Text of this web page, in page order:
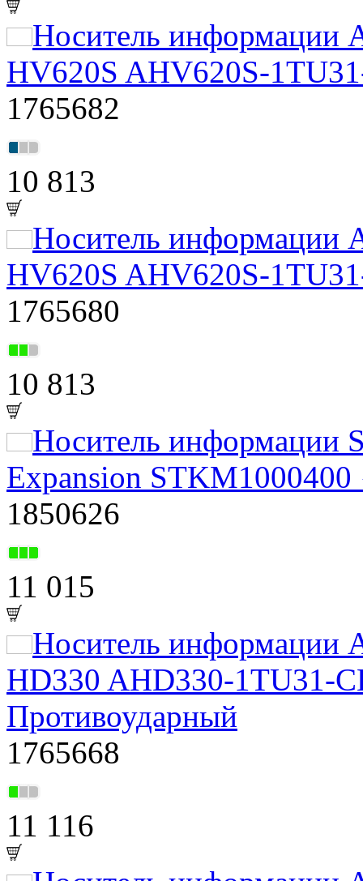
Носитель информации
HV620S AHV620S-
1765682
10 813
Носитель информации
HV620S AHV620S-
1765680
10 813
Носитель информации
Expansion
1850626
11 015
Носитель информации
HD330 AHD330-1TU31-
Противоударный
1765668
11 116